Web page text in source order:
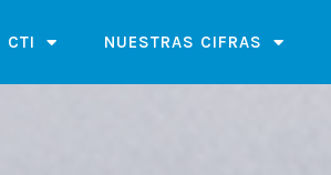
CTI NUESTRAS CIFRAS